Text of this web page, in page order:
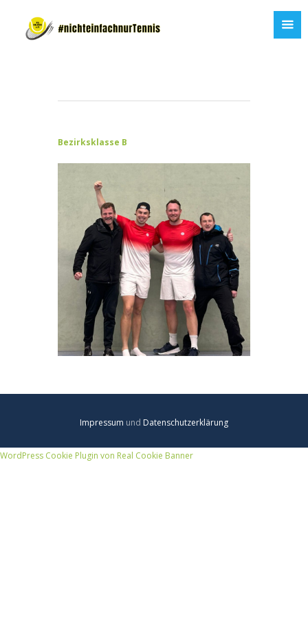
Bezirksklasse B
Impressum und Datenschutzerklärung
WordPress Cookie Plugin von Real Cookie Banner